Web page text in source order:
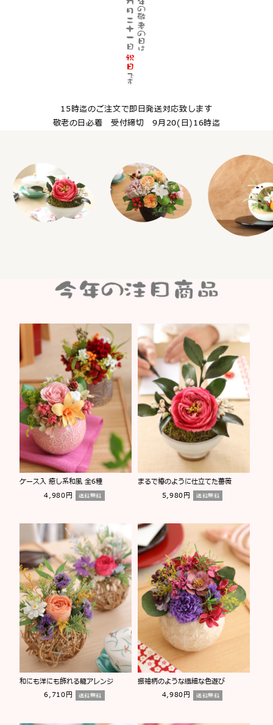
15時迄のご注文で即日発送対応致します
敬老の日必着 受付締切 9月20(日)16時迄
ケース入 癒し系和風 全6種
4,980円
送料無料
まるで椿のように仕立てた薔薇
5,980円
送料無料
和にも洋にも飾れる籠アレンジ
6,710円
送料無料
振袖柄のような繊細な色遊び
4,980円
送料無料